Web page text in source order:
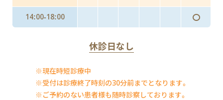
14:00-18:00 〇
休診日なし
※現在時短診療中
※受付は診療終了時刻の30分前までとなります。
※ご予約のない患者様も随時診察しております。